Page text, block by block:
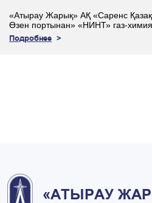
«Атырау Жарық» АҚ «Саренс
Өзен портынан» «НИНТ» газ-
Подробнее
«АТЫРАУ